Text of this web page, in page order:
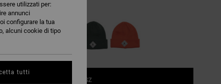
1SZ
utilizzati per:
annunci
configurare la tua
alcuni cookie di tipo
tutti